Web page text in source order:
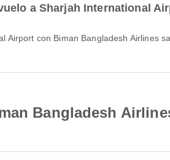
a Sharjah International
Bangladesh